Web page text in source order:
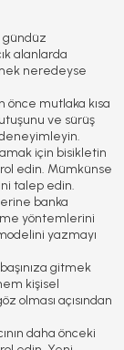
gündüz
alanlarda
neredeyse
önce mutlaka kısa
ve sürüş
için bisikletin
edin. Mümkünse
talep edin.
banka
yöntemlerini
yazmayı
gitmek
kişisel
olması açısından
daha önceki